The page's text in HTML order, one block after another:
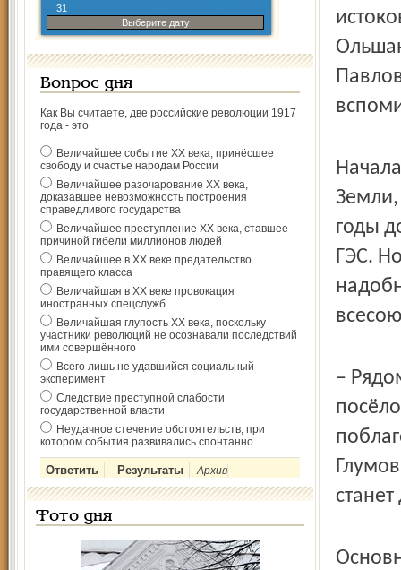
31
Выберите дату
Вопрос дня
Как Вы считаете, две российские революции 1917
года - это
Величайшее событие ХХ века, принёсшее
свободу и счастье народам России
Величайшее разочарование ХХ века,
доказавшее невозможность построения
справедливого государства
Величайшее преступление ХХ века, ставшее
причиной гибели миллионов людей
Величайшее в ХХ веке предательство
правящего класса
Величайшая в ХХ веке провокация
иностранных спецслужб
Величайшая глупость ХХ века, поскольку
участники революций не осознавали последствий
ими совершённого
Всего лишь не удавшийся социальный
эксперимент
Следствие преступной слабости
государственной власти
Неудачное стечение обстоятельств, при
котором события развивались спонтанно
Архив
Фото дня
Земли,
годы
ГЭС.
–